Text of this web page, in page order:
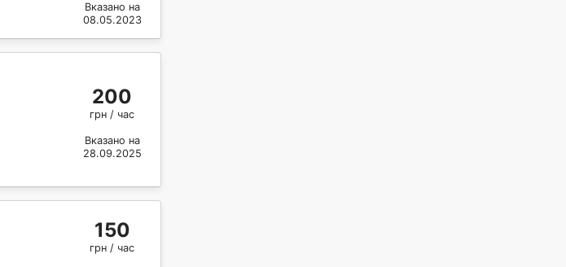
Вказано на
08.05.2023
200
грн / час
Вказано на
28.09.2025
150
грн / час